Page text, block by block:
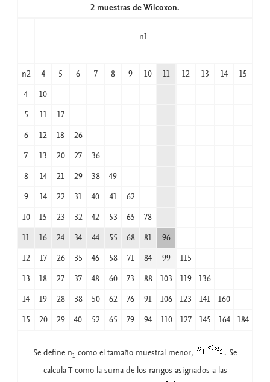
2 muestras de Wilcoxon.
n1
n2 4 5 6 7 8 9 10 11 12 13 14
15
4
10
5
11
17
6
12 18
26
7
13 20 27
36
8
14 21 29 38
49
9
14 22 31 40 41
62
10
15 23 32 42 53 65
78
11
16 24 34 44 55 68 81
96
12
17 26 35 46 58 71 84 99
115
13
18 27 37 48 60 73 88 103 119
136
14
19 28 38 50 62 76 91 106 123 141
160
15
20 29 40 52 65 79 94 110 127 145 164 184
Se define n1 como el tamaño muestral menor,
. Se
calcula T como la suma de los rangos asignados a las